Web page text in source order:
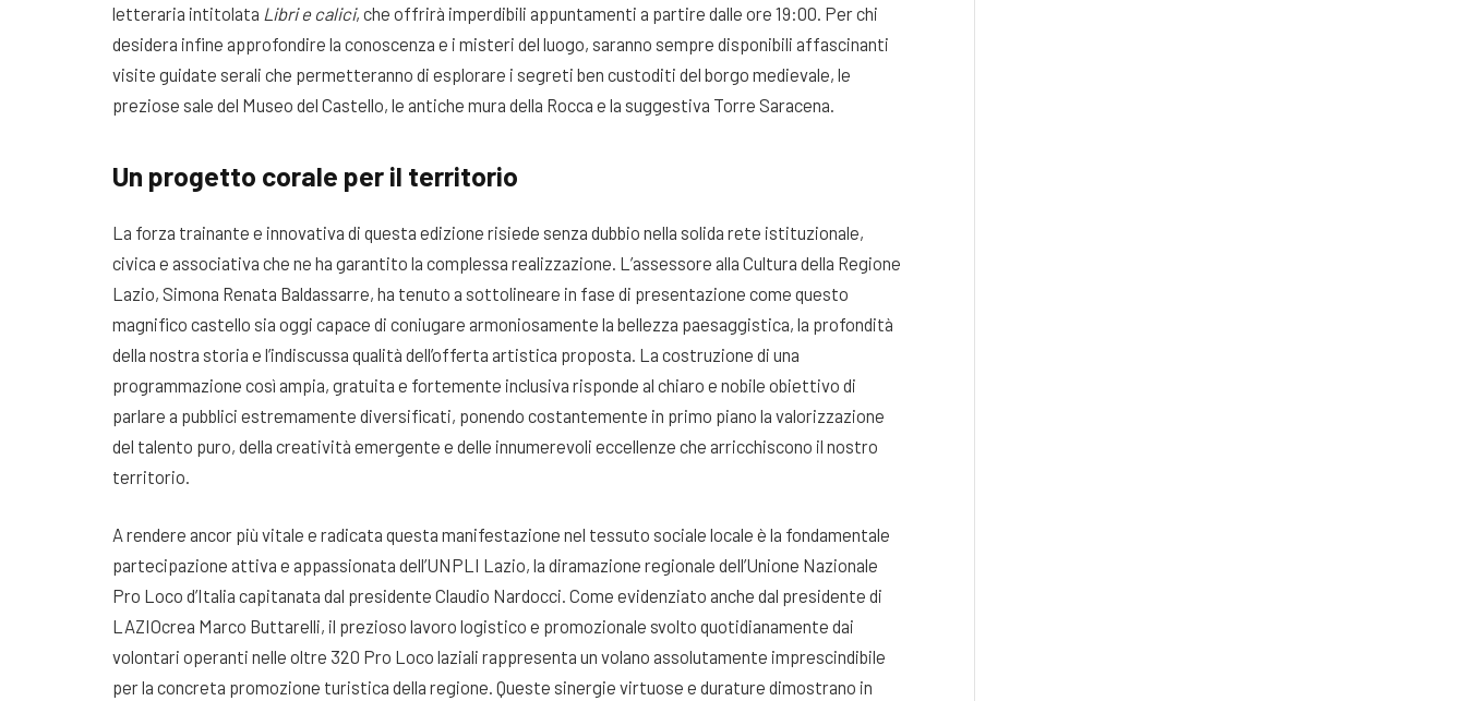
letteraria intitolata Libri e calici, che offrirà imperdibili appuntamenti a partire dalle ore 19:00 . Per chi
desidera infine approfondire la conoscenza e i misteri del luogo, saranno sempre disponibili affascinanti
visite guidate serali che permetteranno di esplorare i segreti ben custoditi del borgo medievale, le
preziose sale del Museo del Castello, le antiche mura della Rocca e la suggestiva Torre Saracena
Un progetto corale per il territorio
La forza trainante e innovativa di questa edizione risiede senza dubbio nella solida rete istituzionale,
civica e associativa che ne ha garantito la complessa realizzazione. L’assessore alla Cultura della Regione
Lazio, Simona Renata Baldassarre, ha tenuto a sottolineare in fase di presentazione come questo
magnifico castello sia oggi capace di coniugare armoniosamente la bellezza paesaggistica, la profondità
della nostra storia e l’indiscussa qualità dell’offerta artistica proposta . La costruzione di una
programmazione così ampia, gratuita e fortemente inclusiva risponde al chiaro e nobile obiettivo di
parlare a pubblici estremamente diversificati, ponendo costantemente in primo piano la valorizzazione
del talento puro, della creatività emergente e delle innumerevoli eccellenze che arricchiscono il nostro
territorio
A rendere ancor più vitale e radicata questa manifestazione nel tessuto sociale locale è la fondamentale
partecipazione attiva e appassionata dell’UNPLI Lazio, la diramazione regionale dell’Unione Nazionale
Pro Loco d’Italia capitanata dal presidente Claudio Nardocci. Come evidenziato anche dal presidente di
LAZIOcrea Marco Buttarelli, il prezioso lavoro logistico e promozionale svolto quotidianamente dai
volontari operanti nelle oltre 320 Pro Loco laziali rappresenta un volano assolutamente imprescindibile
per la concreta promozione turistica della regione. Queste sinergie virtuose e durature dimostrano in